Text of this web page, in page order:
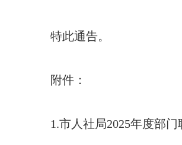
特此通告。
附件：
1.市人社局2025年度部